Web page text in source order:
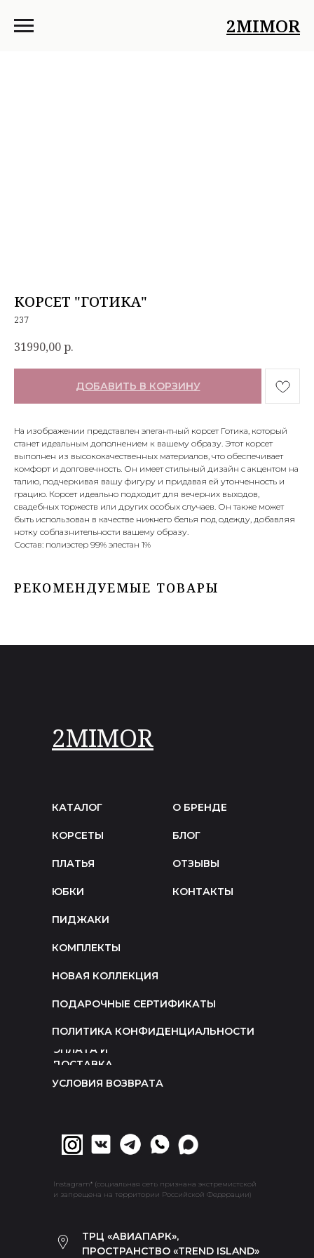
2MIMOR
КОРСЕТ "ГОТИКА"
237
31990,00р.
ДОБАВИТЬ В КОРЗИНУ
На изображении представлен элегантный корсет Готика, который
станет идеальным дополнением к вашему образу. Этот корсет
выполнен из высококачественных материалов, что обеспечивает
комфорт и долговечность. Он имеет стильный дизайн с акцентом на
талию, подчеркивая вашу фигуру и придавая ей утонченность и
грацию. Корсет идеально подходит для вечерних выходов,
свадебных торжеств или других особых случаев. Он также может
быть использован в качестве нижнего белья под одежду, добавляя
нотку соблазнительности вашему образу.
Состав: полиэстер 99% элестан 1%
РЕКОМЕНДУЕМЫЕ ТОВАРЫ
ПОЛИТИКА КОНФИДЕНЦИАЛЬНОСТИ
ОПЛАТА И
ДОСТАВКА
УСЛОВИЯ ВОЗВРАТА
КАТАЛОГ
КОРСЕТЫ
ПЛАТЬЯ
ЮБКИ
ПИДЖАКИ
КОМПЛЕКТЫ
НОВАЯ КОЛЛЕКЦИЯ
ПОДАРОЧНЫЕ СЕРТИФИКАТЫ
О БРЕНДЕ
БЛОГ
ОТЗЫВЫ
КОНТАКТЫ
2MIMOR
ТРЦ «АВИАПАРК»,
ПРОСТРАНСТВО «TREND ISLAND»
Instagram* (социальная сеть признана экстремистской
и запрещена на территории Российской Федерации)